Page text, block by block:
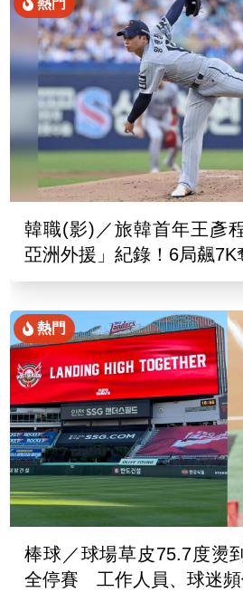
韓職(影)／旅韓首年王彥
亞洲外援」紀錄！6局飆7K
熱門
棒球／球場草皮75.7度燙
全停賽 工作人員、球迷頻